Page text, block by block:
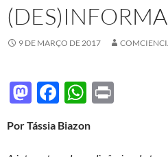
9 DE MARÇO DE 2017
M
to
F
e
W
at
Por Tássia Biazon